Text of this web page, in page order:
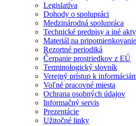
Legislatíva
Dohody o spolupráci
Medzinárodná spolupráca
Technické predpisy a iné
Materiál na pripomienkovanie
Rezortné periodiká
Čerpanie prostriedkov z EÚ
Terminologický slovník
Verejný prístup k
Voľné pracovné miesta
Ochrana osobných údajov
Informačný servis
Prezentácie
Užitočné linky